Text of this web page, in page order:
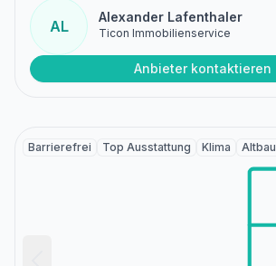
AL
Alexander Lafenthaler
Ticon Immobilienservice
Anbieter kontaktieren
Barrierefrei Top Ausstattung Klima Altbau